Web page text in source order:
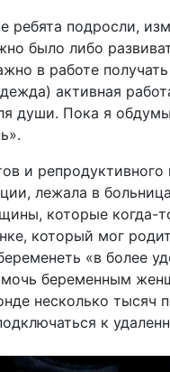
ребята подросли,
было либо
в работе
активная
души. Пока я
и
лежала в
которые когда-
который мог
«в более
беременным
несколько тысяч
к